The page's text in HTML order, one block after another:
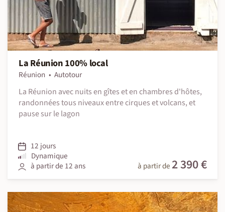
La Réunion 100% local
Réunion
Autotour
La Réunion avec nuits en gîtes et en chambres d'hôtes,
randonnées tous niveaux entre cirques et volcans, et
pause sur le lagon
12 jours
Dynamique
à partir de 12 ans
à partir de 2 390 €